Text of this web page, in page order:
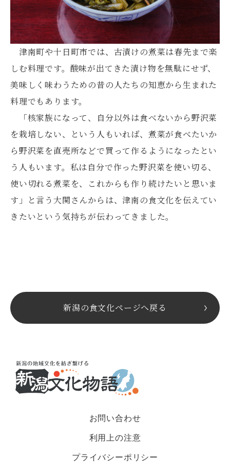
津南町や十日町市では、古漬けの煮菜は春先まで楽
しむ料理です。酸味が出てきた漬け物を無駄にせず、
美味しく味わうための昔の人たちの知恵から生まれた
料理でもあります。
「核家族になって、自分以外は食べないから野沢菜
を栽培しない、という人もいれば、煮菜が食べたいか
ら野沢菜を直売所などで買って作るようになったとい
う人もいます。私は自分で作った野沢菜を使い切る、
使い切れる煮菜を、これからも作り続けたいと思いま
す」と言う大関さんからは、津南の食文化を伝えてい
きたいという気持ちが伝わってきました。
新潟の食文化ページへ戻る
お問い合わせ
利用上の注意
プライバシーポリシー